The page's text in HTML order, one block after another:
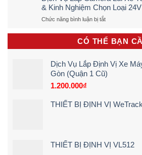
Điện,
Máy
Tận
Nơi
Rẻ
Chi
hộp
đen
sẽ
báo
ngay
lái
xe
chạy
độ
& Kinh Nghiệm Chọn Loại
Chức năng bình luận bị tắtở
Vụ
Lắp
Xe
Tải
Bảng
Chọn
CÓ THỂ BẠN
Dịch Vụ Lắp Định Vị Xe
Gòn (Quận 1 Cũ)
1.200.000₫
THIẾT BỊ ĐỊNH VỊ
THIẾT BỊ ĐỊNH VỊ VL512